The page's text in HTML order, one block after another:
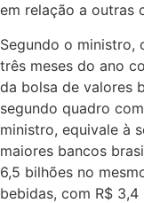
em relação a outras
Segundo o ministro,
três meses do ano
da bolsa de valores
segundo quadro
ministro, equivale à
maiores bancos
6,5 bilhões no
bebidas, com R$